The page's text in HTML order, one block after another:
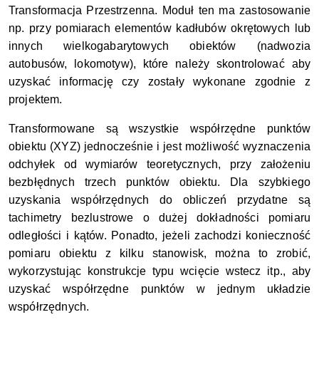
Transformacja Przestrzenna. Moduł ten ma zastosowanie
np. przy pomiarach elementów kadłubów okrętowych lub
innych wielkogabarytowych obiektów (nadwozia
autobusów, lokomotyw), które należy skontrolować aby
uzyskać informację czy zostały wykonane zgodnie z
projektem.
Transformowane są wszystkie współrzędne punktów
obiektu (XYZ) jednocześnie i jest możliwość wyznaczenia
odchyłek od wymiarów teoretycznych, przy założeniu
bezbłędnych trzech punktów obiektu. Dla szybkiego
uzyskania współrzędnych do obliczeń przydatne są
tachimetry bezlustrowe o dużej dokładności pomiaru
odległości i kątów. Ponadto, jeżeli zachodzi konieczność
pomiaru obiektu z kilku stanowisk, można to zrobić,
wykorzystując konstrukcje typu wcięcie wstecz itp., aby
uzyskać współrzędne punktów w jednym układzie
współrzędnych.